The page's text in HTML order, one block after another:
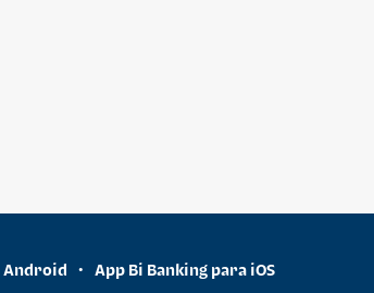
Android • App Bi Banking para iOS